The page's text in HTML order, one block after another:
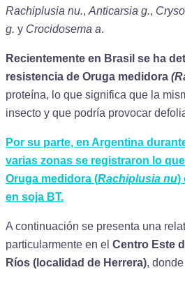
Rachiplusia nu., Anticarsia g.,
g. y Crocidosema a.
Recientemente en Brasil se ha
resistencia de Oruga medidora
proteína, lo que significa que la
insecto y que podría provocar
Por su parte, en Argentina
varias zonas se registraron lo
Oruga medidora (Rachiplusia nu)
en soja BT.
A continuación se presenta una
particularmente en el Centro Este
Ríos ( localidad de Herrera), donde